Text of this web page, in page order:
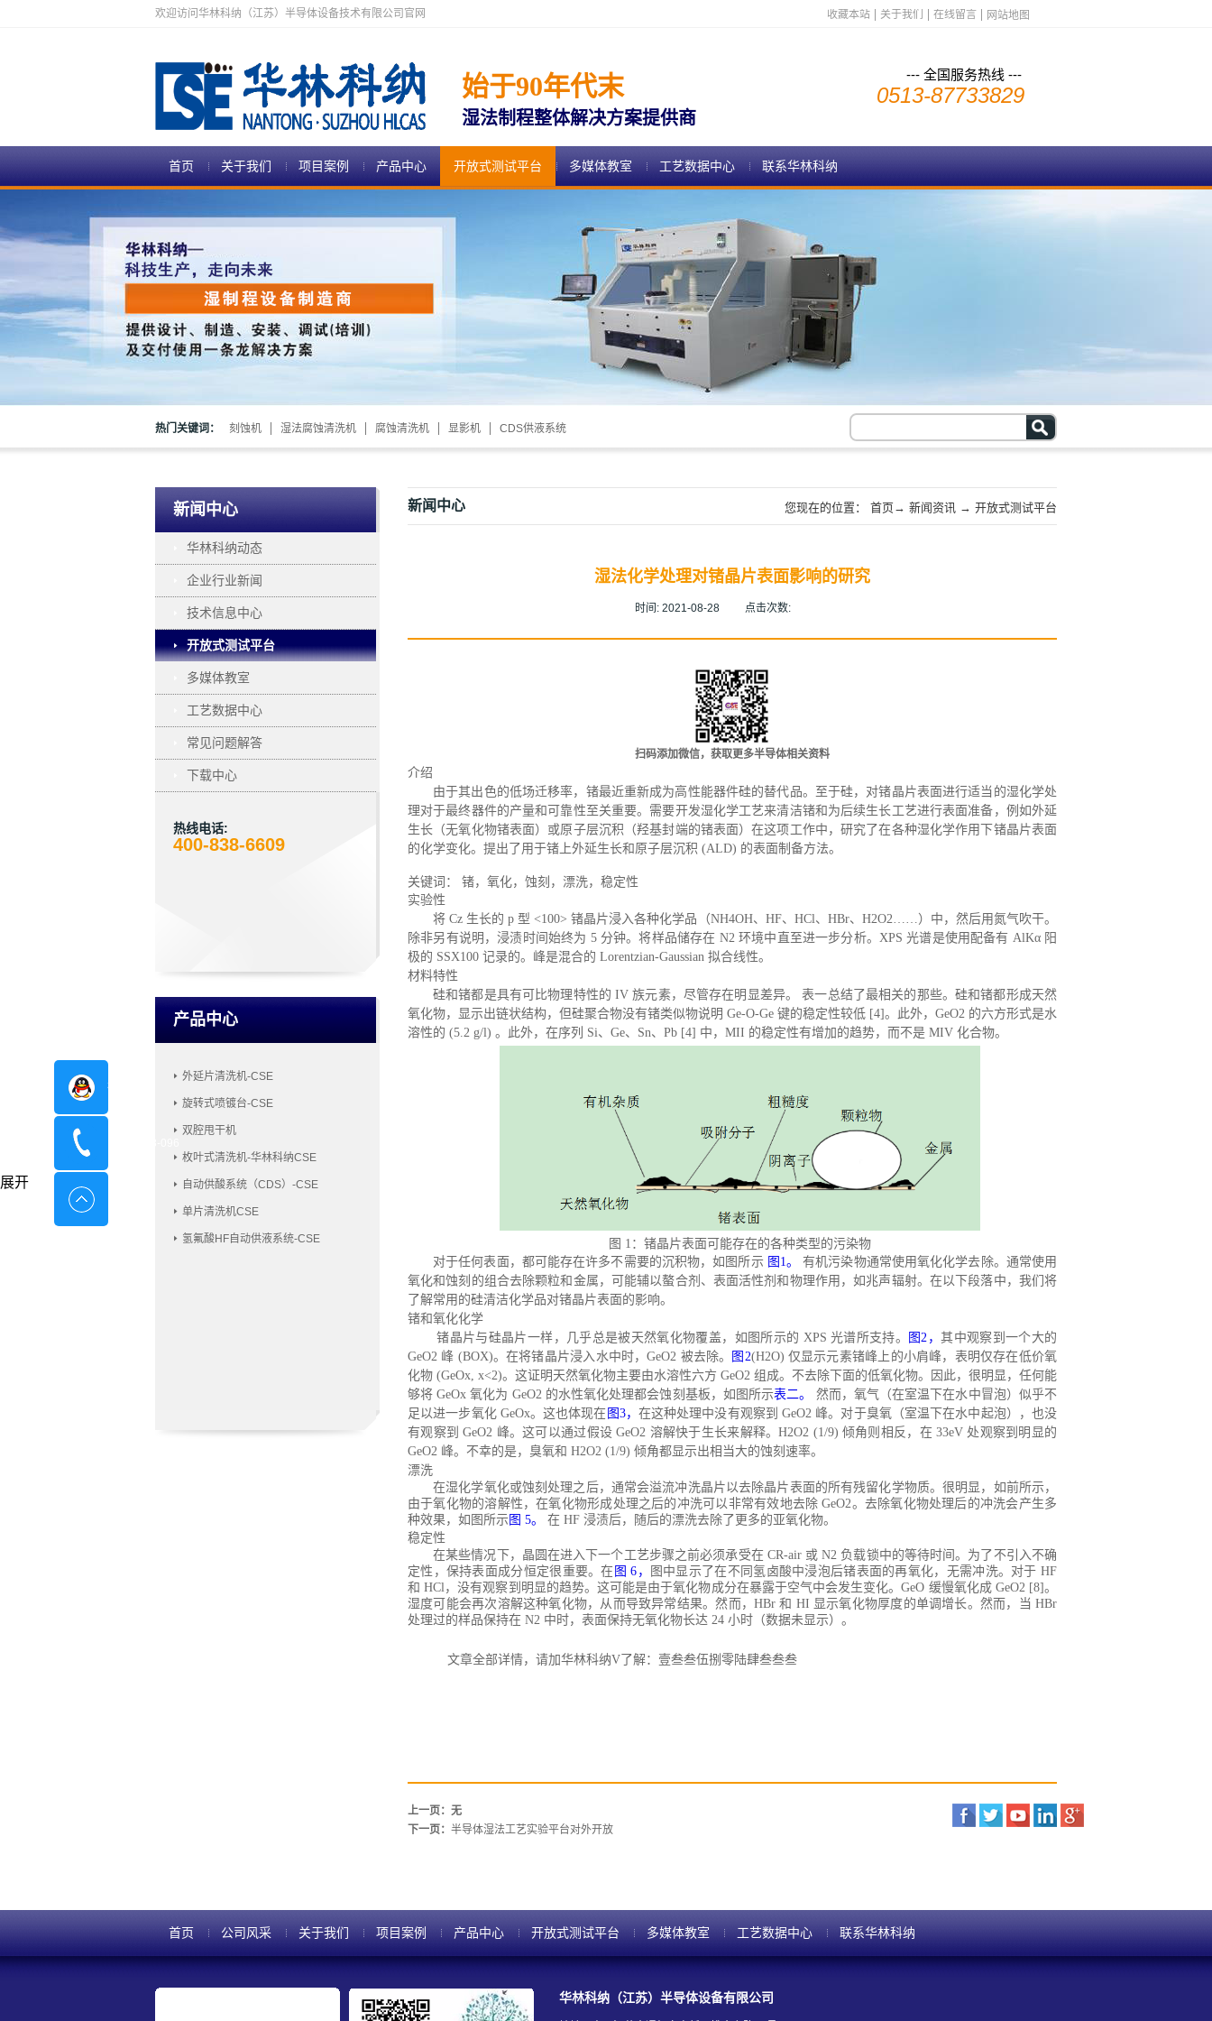
欢迎访问华林科纳（江苏）半导体设备技术有限公司官网 收藏本站 关于我们 在线留言 网站地图
始于90年代末
湿法制程整体解决方案提供商
--- 全国服务热线 ---
0513-87733829
首页 关于我们 项目案例 产品中心 开放式测试平台 多媒体教室 工艺数据中心 联系华林科纳
热门关键词： 刻蚀机 湿法腐蚀清洗机 腐蚀清洗机 显影机 CDS供液系统
新闻中心
华林科纳动态
企业行业新闻
技术信息中心
开放式测试平台
多媒体教室
工艺数据中心
常见问题解答
下载中心
热线电话:
400-838-6609
产品中心
外延片清洗机-CSE
旋转式喷镀台-CSE
双腔甩干机
枚叶式清洗机-华林科纳CSE
自动供酸系统（CDS）-CSE
单片清洗机CSE
氢氟酸HF自动供液系统-CSE
新闻中心 您现在的位置： 首页→ 新闻资讯 → 开放式测试平台
湿法化学处理对锗晶片表面影响的研究
时间: 2021-08-28 点击次数:
扫码添加微信，获取更多半导体相关资料
介绍
由于其出色的低场迁移率，锗最近重新成为高性能器件硅的替代品。至于硅，对锗晶片表面进行适当的湿化学处
理对于最终器件的产量和可靠性至关重要。需要开发湿化学工艺来清洁锗和为后续生长工艺进行表面准备，例如外延
生长（无氧化物锗表面）或原子层沉积（羟基封端的锗表面）在这项工作中，研究了在各种湿化学作用下锗晶片表面
的化学变化。提出了用于锗上外延生长和原子层沉积 (ALD) 的表面制备方法。
关键词：
锗，氧化，蚀刻，漂洗，稳定性
实验性
将 Cz 生长的 p 型 <100> 锗晶片浸入各种化学品（NH4OH、HF、HCl、HBr、H2O2……）中，然后用氮气吹干。
除非另有说明，浸渍时间始终为 5 分钟。将样品储存在 N2 环境中直至进一步分析。XPS 光谱是使用配备有 AlKα 阳
极的 SSX100 记录的。峰是混合的 Lorentzian-Gaussian 拟合线性。
材料特性
硅和锗都是具有可比物理特性的 IV 族元素，尽管存在明显差异。 表一总结了最相关的那些。硅和锗都形成天然
氧化物，显示出链状结构，但硅聚合物没有锗类似物说明 Ge-O-Ge 键的稳定性较低 [4]。此外，GeO2 的六方形式是水
溶性的 (5.2 g/l) 。此外，在序列 Si、Ge、Sn、Pb [4] 中，MII 的稳定性有增加的趋势，而不是 MIV 化合物。
图 1：锗晶片表面可能存在的各种类型的污染物
对于任何表面，都可能存在许多不需要的沉积物，如图所示 图 1。有机污染物通常使用氧化化学去除。通常使用
氧化和蚀刻的组合去除颗粒和金属，可能辅以螯合剂、表面活性剂和物理作用，如兆声辐射。在以下段落中，我们将
了解常用的硅清洁化学品对锗晶片表面的影响。
锗和氧化化学
锗晶片与硅晶片一样，几乎总是被天然氧化物覆盖，如图所示的 XPS 光谱所支持。 图 2，其中观察到一个大的
GeO2 峰 (BOX)。在将锗晶片浸入水中时，GeO2 被去除。
图 2(H2O) 仅显示元素锗峰上的小肩峰，表明仅存在低价氧
化物 (GeOx, x<2)。这证明天然氧化物主要由水溶性六方 GeO2 组成。不去除下面的低氧化物。因此，很明显，任何能
够将 GeOx 氧化为 GeO2 的水性氧化处理都会蚀刻基板，如图所示表二。
然而，氧气（在室温下在水中冒泡）似乎不
足以进一步氧化GeOx。这也体现在 图3， 在这种处理中没有观察到 GeO2 峰。对于臭氧（室温下在水中起泡），也没
有观察到 GeO2 峰。这可以通过假设 GeO2 溶解快于生长来解释。H2O2 (1/9) 倾角则相反，在 33eV 处观察到明显的
GeO2 峰。不幸的是，臭氧和 H2O2 (1/9) 倾角都显示出相当大的蚀刻速率。
漂洗
在湿化学氧化或蚀刻处理之后，通常会溢流冲洗晶片以去除晶片表面的所有残留化学物质。很明显，如前所示，
由于氧化物的溶解性，在氧化物形成处理之后的冲洗可以非常有效地去除 GeO2。去除氧化物处理后的冲洗会产生多
种效果，如图所示图 5。 在 HF 浸渍后，随后的漂洗去除了更多的亚氧化物。
稳定性
在某些情况下，晶圆在进入下一个工艺步骤之前必须承受在 CR-air 或 N2 负载锁中的等待时间。为了不引入不确
定性，保持表面成分恒定很重要。在 图 6， 图中显示了在不同氢卤酸中浸泡后锗表面的再氧化，无需冲洗。对于 HF
和 HCl，没有观察到明显的趋势。这可能是由于氧化物成分在暴露于空气中会发生变化。GeO 缓慢氧化成 GeO2 [8]。
湿度可能会再次溶解这种氧化物，从而导致异常结果。然而，HBr 和 HI 显示氧化物厚度的单调增长。然而，当 HBr
处理过的样品保持在 N2 中时，表面保持无氧化物长达 24 小时（数据未显示）。
文章全部详情，请加华林科纳V了解：壹叁叁伍捌零陆肆叁叁叁
上一页：无
下一页： 半导体湿法工艺实验平台对外开放
首页 公司风采 关于我们 项目案例 产品中心 开放式测试平台 多媒体教室 工艺数据中心 联系华林科纳
华林科纳（江苏）半导体设备有限公司
在线咨询
展开